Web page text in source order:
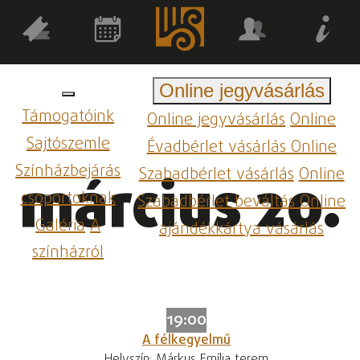
Támogatóink
Sajtószemle
Színházbejárás
csoportoknak
GalériaA
színházról
Online jegyvásárlás
Online jegyvásárlásOnline
Évadbérlet vásárlásOnline
Szabadbérlet vásárlásOnline
Szabadbérlet beváltásOnline
ajándékkártya vásárlás
március 20.
19:00
A félkegyelmű